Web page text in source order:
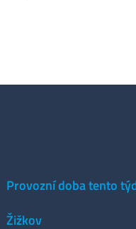
Provozní doba tento
Žižkov